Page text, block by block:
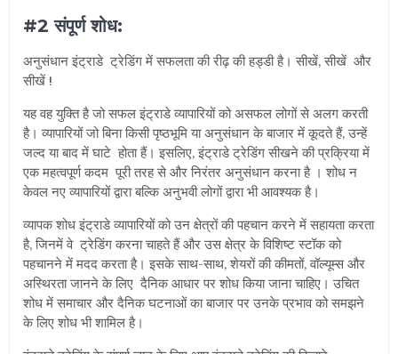
#2 संपूर्ण शोध:
अनुसंधान इंट्राडे ट्रेडिंग में सफलता की रीढ़ की हड्डी है। सीखें, सीखें और
सीखें !
यह वह युक्ति है जो सफल इंट्राडे व्यापारियों को असफल लोगों से अलग करती
है। व्यापारियों जो बिना किसी पृष्ठभूमि या अनुसंधान के बाजार में कूदते हैं, उन्हें
जल्द या बाद में घाटे होता हैं। इसलिए, इंट्राडे ट्रेडिंग सीखने की प्रक्रिया में
एक महत्वपूर्ण कदम पूरी तरह से और निरंतर अनुसंधान करना है । शोध न
केवल नए व्यापारियों द्वारा बल्कि अनुभवी लोगों द्वारा भी आवश्यक है।
व्यापक शोध इंट्राडे व्यापारियों को उन क्षेत्रों की पहचान करने में सहायता करता
है, जिनमें वे ट्रेडिंग करना चाहते हैं और उस क्षेत्र के विशिष्ट स्टॉक को
पहचानने में मदद करता है। इसके साथ-साथ, शेयरों की कीमतों, वॉल्यूम्स और
अस्थिरता जानने के लिए दैनिक आधार पर शोध किया जाना चाहिए। उचित
शोध में समाचार और दैनिक घटनाओं का बाजार पर उनके प्रभाव को समझने
के लिए शोध भी शामिल है।